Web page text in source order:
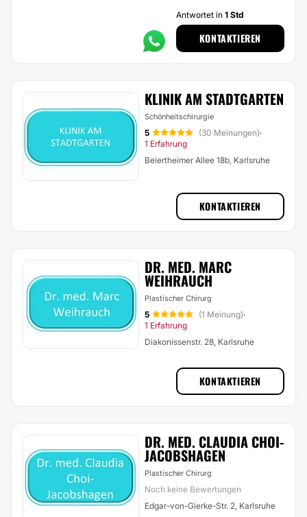
Antwortet in 1 Std
KONTAKTIEREN
KLINIK AM STADTGARTEN
Schönheitschirurgie
5 (30 Meinungen)·
1 Erfahrung
Beiertheimer Allee 18b, Karlsruhe
KONTAKTIEREN
DR. MED. MARC
WEIHRAUCH
Plastischer Chirurg
5 (1 Meinung)·
1 Erfahrung
Diakonissenstr. 28, Karlsruhe
KONTAKTIEREN
DR. MED. CLAUDIA CHOI-
JACOBSHAGEN
Plastischer Chirurg
Noch keine Bewertungen
Edgar-von-Gierke-Str. 2, Karlsruhe